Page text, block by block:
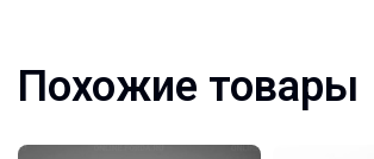
Похожие товары